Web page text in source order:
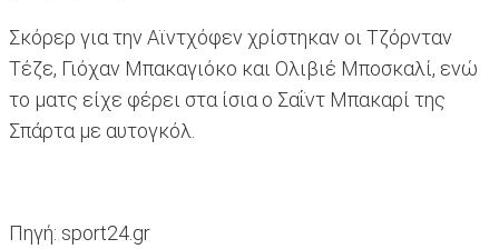
Σκόρερ για την Αϊντχόφεν χρίστηκαν οι Τζόρνταν
Τέζε, Γιόχαν Μπακαγιόκο και Ολιβιέ Μποσκαλί, ενώ
το ματς είχε φέρει στα ίσια ο Σαΐντ Μπακαρί της
Σπάρτα με αυτογκόλ.
Πηγή: sport24.gr